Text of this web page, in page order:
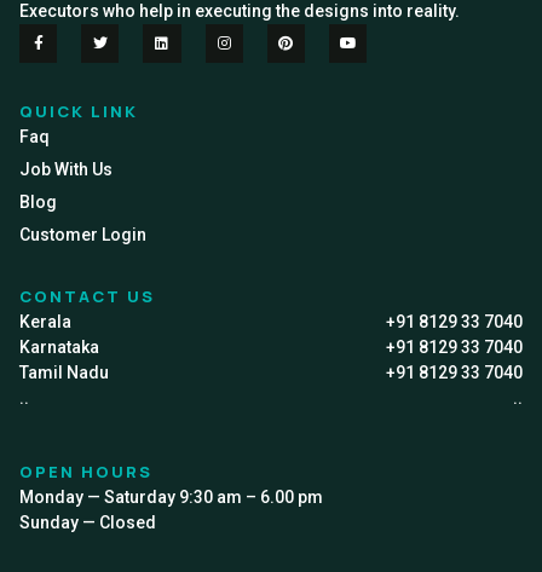
Executors who help in executing the designs into reality.
QUICK LINK
Faq
Job With Us
Blog
Customer Login
CONTACT US
Kerala
+91 8129 33 7040
Karnataka
+91 8129 33 7040
Tamil Nadu
+91 8129 33 7040
..
..
OPEN HOURS
Monday — Saturday 9:30 am – 6.00 pm
Sunday — Closed